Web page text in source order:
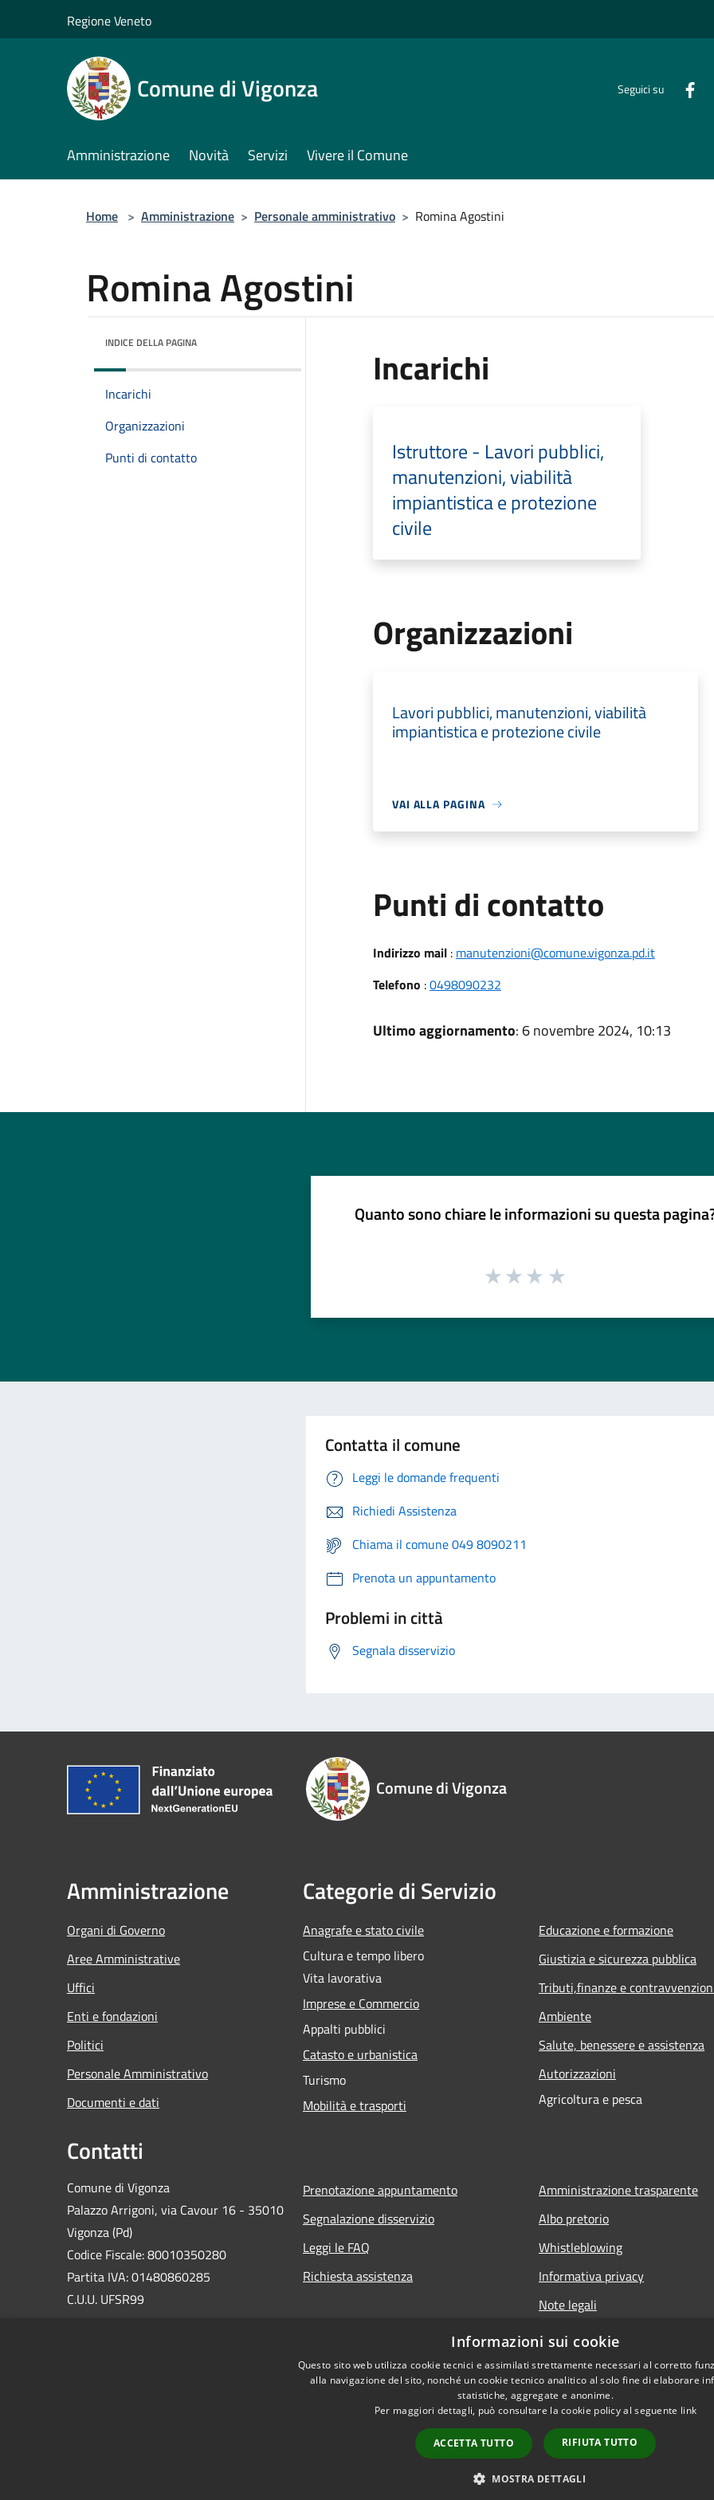
Regione Veneto
Comune di Vigonza Seguici su
Amministrazione Novità Servizi Vivere il Comune
Home > Amministrazione > Personale amministrativo > Romina Agostini
Romina Agostini
INDICE DELLA PAGINA
Incarichi
Organizzazioni
Punti di contatto
Incarichi
Istruttore - Lavori pubblici,
manutenzioni, viabilità
impiantistica e protezione
civile
Organizzazioni
Lavori pubblici, manutenzioni, viabilità
impiantistica e protezione civile
VAI ALLA PAGINA
Punti di contatto
Indirizzo mail: manutenzioni@comune.vigonza.pd.it
Telefono :0498090232
Ultimo aggiornamento: 6 novembre 2024, 10:13
Quanto sono chiare le informazioni su questa
Contatta il comune
Leggi le domande frequenti
Richiedi Assistenza
Chiama il comune 049 8090211
Prenota un appuntamento
Problemi in città
Segnala disservizio
Comune di Vigonza
Amministrazione
Organi di Governo
Aree Amministrative
Uffici
Enti e fondazioni
Politici
Personale Amministrativo
Documenti e dati
Categorie di Servizio
Anagrafe e stato civile
Cultura e tempo libero
Vita lavorativa
Imprese e Commercio
Appalti pubblici
Catasto e urbanistica
Turismo
Mobilità e trasporti
Educazione e formazione
Giustizia e sicurezza pubblica
Tributi,finanze e
Ambiente
Salute, benessere e assistenza
Autorizzazioni
Agricoltura e pesca
Contatti
Comune di Vigonza
Palazzo Arrigoni, via Cavour 16 - 35010
Vigonza (Pd)
Codice Fiscale: 80010350280
Partita IVA: 01480860285
C.U.U. UFSR99
Prenotazione appuntamento
Segnalazione disservizio
Leggi le FAQ
Richiesta assistenza
Amministrazione trasparente
Albo pretorio
Whistleblowing
Informativa privacy
Note legali
Dichiarazione di accessibilità
Obiettivi di accessibilità
Copyright © 2026 • Comune
Informazioni sui cookie
Questo sito web utilizza cookie tecnici e assimilati strettamente necessari al corretto
alla navigazione del sito, nonché un cookie tecnico analitico al solo fine di elaborare
statistiche, aggregate e anonime.
Per maggiori dettagli, può consultare la cookie policy al seguente link
ACCETTA TUTTO RIFIUTA TUTTO
MOSTRA DETTAGLI